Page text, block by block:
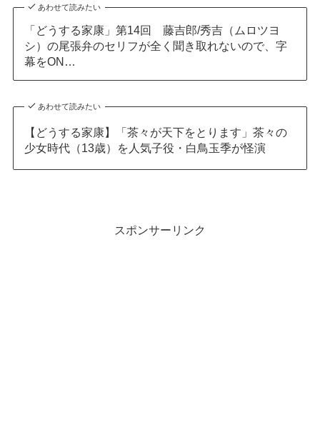
あわせて読みたい
「どうする家康」第14回 藤吉郎/秀吉（ムロツヨ
シ）の尾張弁のセリフが全く聞き取れないので、字
幕をON…
あわせて読みたい
【どうする家康】「茶々が天下をとります」茶々の
少女時代（13歳）を人気子役・白鳥玉季が怪演
スポンサーリンク